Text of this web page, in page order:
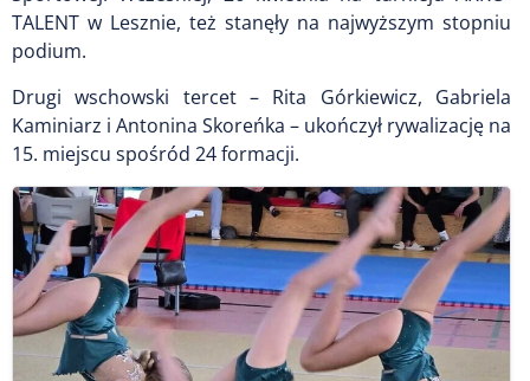
TALENT w Lesznie, też stanęły na najwyższym stopniu
podium.
Drugi wschowski tercet – Rita Górkiewicz, Gabriela
Kaminiarz i Antonina Skoreńka – ukończył rywalizację na
15. miejscu spośród 24 formacji.